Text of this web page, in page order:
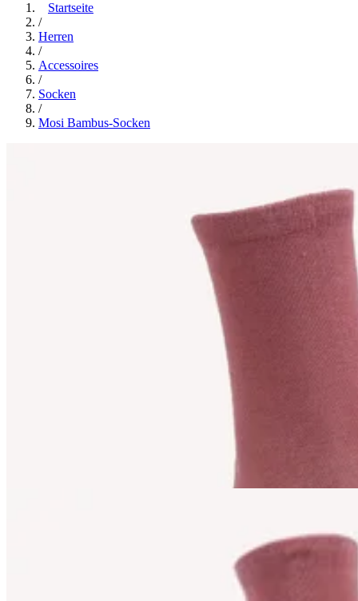
Startseite
/
Herren
/
Accessoires
/
Socken
/
Mosi Bambus-Socken